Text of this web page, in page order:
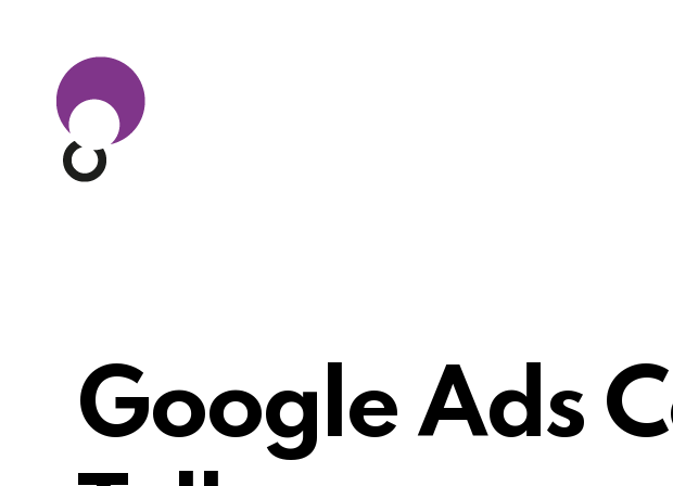
Google Ads